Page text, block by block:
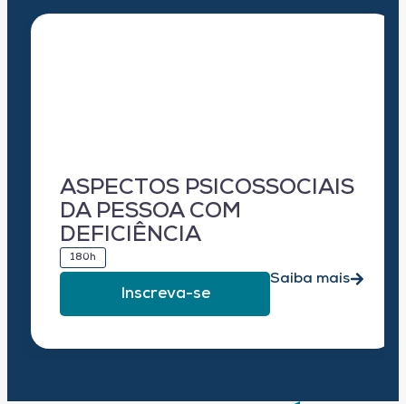
ASPECTOS PSICOSSOCIAIS
DA PESSOA COM
DEFICIÊNCIA
180h
Inscreva-se
Saiba mais